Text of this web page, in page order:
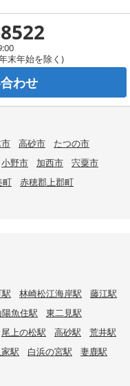
末年始を除く)
わせ
高砂市
たつの市
小野市 加西市
宍粟市
町
赤穂郡上郡町
林崎松江海岸駅
藤江駅
陽魚住駅
東二見駅
尾上の松駅 高砂駅
荒井駅
駅 白浜の宮駅
妻鹿駅